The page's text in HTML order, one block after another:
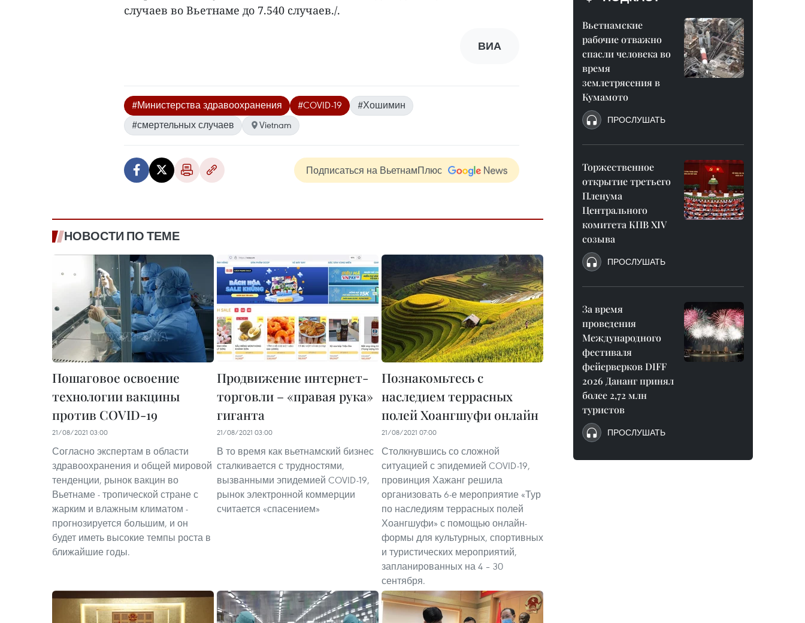
случаев во Вьетнаме до 7.540 случаев./.
ВИА
#Министерства здравоохранения #COVID-19
#Хошимин
#смертельных случаев
Vietnam
Подписаться на ВьетнамПлюс
НОВОСТИ ПО ТЕМЕ
Пошаговое освоение
технологии вакцины
против COVID-19
21/08/2021 03:00
Согласно экспертам в области
здравоохранения и общей мировой
тенденции, рынок вакцин во
Вьетнаме - тропической стране с
жарким и влажным климатом -
прогнозируется большим, и он
будет иметь высокие темпы роста в
ближайшие годы.
Продвижение интернет-
торговли – «правая рука»
гиганта
21/08/2021 03:00
В то время как вьетнамский бизнес
сталкивается с трудностями,
вызванными эпидемией COVID-19,
рынок электронной коммерции
считается «спасением»
Познакомьтесь с
наследием террасных
полей Хоангшуфи онлайн
21/08/2021 07:00
Столкнувшись со сложной
ситуацией с эпидемией COVID-19,
провинция Хажанг решила
организовать 6-е мероприятие «Тур
по наследиям террасных полей
Хоангшуфи» с помощью онлайн-
формы для культурных, спортивных
и туристических мероприятий,
запланированных на 4 – 30
сентября.
Вьетнамские
рабочие отважно
спасли человека во
время
землетрясения в
Кумамото
ПРОСЛУШАТЬ
Торжественное
открытие третьего
Пленума
Центрального
комитета КПВ XIV
созыва
ПРОСЛУШАТЬ
За время
проведения
Международного
фестиваля
фейерверков DIFF
2026 Дананг принял
более 2,72 млн
туристов
ПРОСЛУШАТЬ